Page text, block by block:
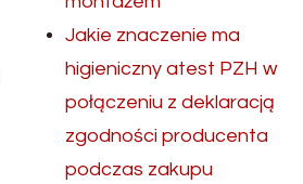
Jakie znaczenie ma
higieniczny atest PZH w
połączeniu z deklaracją
zgodności producenta
podczas zakupu